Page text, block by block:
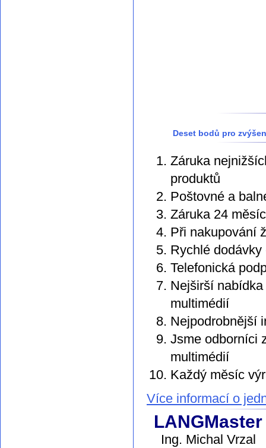
Deset bodů pro
Záruka
produktů
Poštovné a
Záruka 24
Při nakupování
Rychlé
Telefonická
Nejširší
multimédií
Nejpodrobnější
Jsme odborníci
multimédií
Každý měsíc
Více informací o
Ing. Michal Vrzal